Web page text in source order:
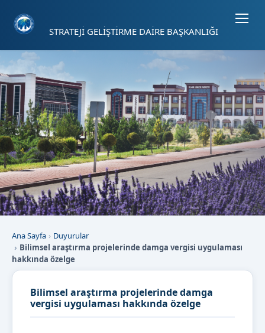
STRATEJİ GELİŞTİRME DAİRE BAŞKANLIĞI
Ana Sayfa
Duyurular
Bilimsel araştırma projelerinde damga vergisi uygulaması
hakkında özelge
Bilimsel araştırma projelerinde damga
vergisi uygulaması hakkında özelge